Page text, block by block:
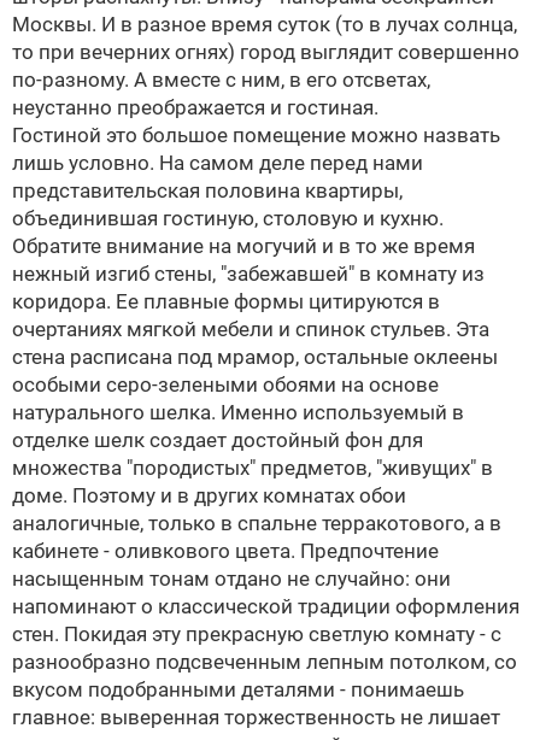
Москвы. И в разное время суток (то в лучах солнца,
то при вечерних огнях) город выглядит совершенно
по-разному. А вместе с ним, в его отсветах,
неустанно преображается и гостиная.
Гостиной это большое помещение можно назвать
лишь условно. На самом деле перед нами
представительская половина квартиры,
объединившая гостиную, столовую и кухню.
Обратите внимание на могучий и в то же время
нежный изгиб стены, "забежавшей" в комнату из
коридора. Ее плавные формы цитируются в
очертаниях мягкой мебели и спинок стульев. Эта
стена расписана под мрамор, остальные оклеены
особыми серо-зелеными обоями на основе
натурального шелка. Именно используемый в
отделке шелк создает достойный фон для
множества "породистых" предметов, "живущих" в
доме. Поэтому и в других комнатах обои
аналогичные, только в спальне терракотового, а в
кабинете - оливкового цвета. Предпочтение
насыщенным тонам отдано не случайно: они
напоминают о классической традиции оформления
стен. Покидая эту прекрасную светлую комнату - с
разнообразно подсвеченным лепным потолком, со
вкусом подобранными деталями - понимаешь
главное: выверенная торжественность не лишает